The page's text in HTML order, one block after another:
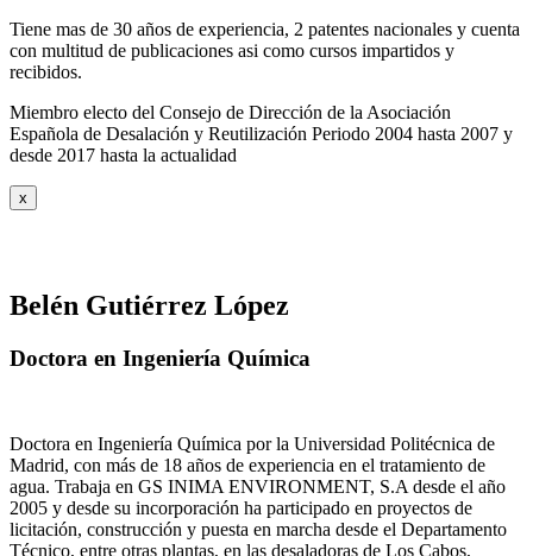
Tiene mas de 30 años de experiencia, 2 patentes nacionales y cuenta
con multitud de publicaciones asi como cursos impartidos y
recibidos.
Miembro electo del Consejo de Dirección de la Asociación
Española de Desalación y Reutilización Periodo 2004 hasta 2007 y
desde 2017 hasta la actualidad
x
Belén Gutiérrez López
Doctora en Ingeniería Química
Doctora en Ingeniería Química por la Universidad Politécnica de
Madrid, con más de 18 años de experiencia en el tratamiento de
agua. Trabaja en GS INIMA ENVIRONMENT, S.A desde el año
2005 y desde su incorporación ha participado en proyectos de
licitación, construcción y puesta en marcha desde el Departamento
Técnico, entre otras plantas, en las desaladoras de Los Cabos,